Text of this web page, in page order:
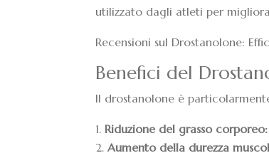
utilizzato dagli atleti per
Recensioni sul Drostanolone:
Benefici del
Il drostanolone è
Riduzione del grasso corporeo:
Aumento della durezza